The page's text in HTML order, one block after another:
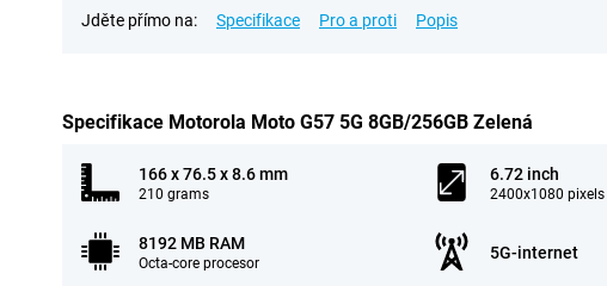
Jděte přímo na: Specifikace Pro a proti Popis
Specifikace Motorola Moto G57 5G 8GB/256GB Zelená
166 x 76.5 x 8.6 mm
210 grams
6.72 inch
2400x1080 pixels
8192 MB RAM
Octa-core procesor
5G-internet